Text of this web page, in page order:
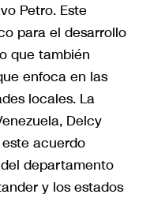
Petro. Este
para el desarrollo
que también
enfoca en las
locales. La
Delcy
acuerdo
departamento
y los estados